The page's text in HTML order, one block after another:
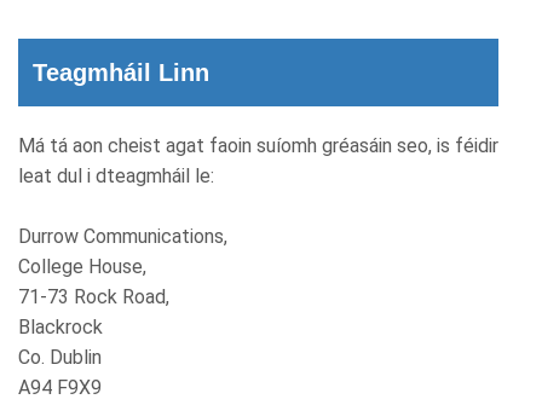
Teagmháil Linn
Má tá aon cheist agat faoin suíomh gréasáin seo, is féidir
leat dul i dteagmháil le:
Durrow Communications,
College House,
71-73 Rock Road,
Blackrock
Co. Dublin
A94 F9X9